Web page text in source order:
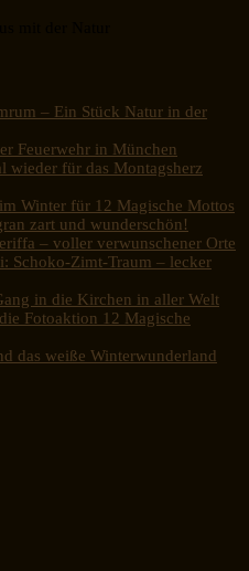
– Ein Stück Natur in der
Feuerwehr in München
für das Montagsherz
Winter für 12 Magische Mottos
zart und wunderschön!
– voller verwunschener Orte
Schoko-Zimt-Traum – lecker
in die Kirchen in aller Welt
Fotoaktion 12 Magische
das weiße Winterwunderland